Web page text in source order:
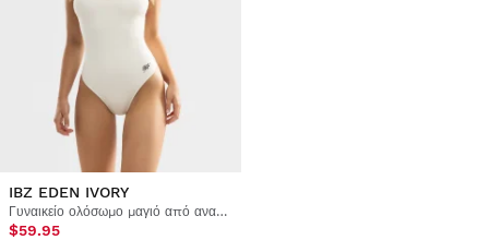
IBZ EDEN IVORY
Γυναικείο ολόσωμο μαγιό από ανακυκλωμένο ύφασμα
$59.95